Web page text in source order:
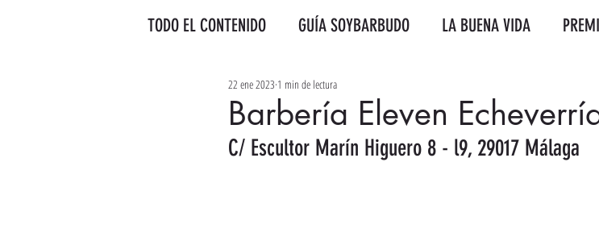
TODO EL CONTENIDO GUÍA SOYBARBUDO LA BUENA VIDA
Barbería Eleven
22 ene 2023 1 min de lectura
C/ Escultor Marín Higuero 8 - l9, 29017 Málaga